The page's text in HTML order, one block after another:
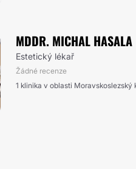
MDDR. MICHAL HASALA
Estetický lékař
Žádné recenze
1 klinika v oblasti Moravskoslezský